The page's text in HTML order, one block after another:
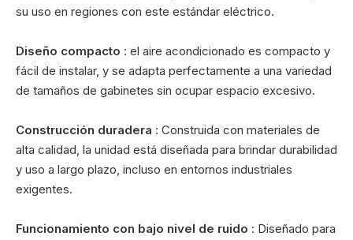
su uso en regiones con este estándar eléctrico.
Diseño compacto : el aire acondicionado es compacto y
fácil de instalar, y se adapta perfectamente a una variedad
de tamaños de gabinetes sin ocupar espacio excesivo.
Construcción duradera : Construida con materiales de
alta calidad, la unidad está diseñada para brindar durabilidad
y uso a largo plazo, incluso en entornos industriales
exigentes.
Funcionamiento con bajo nivel de ruido : Diseñado para